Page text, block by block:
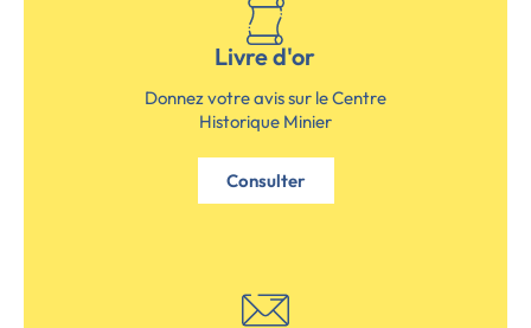
Livre d'or
Donnez votre avis sur le Centre
Historique Minier
Consulter